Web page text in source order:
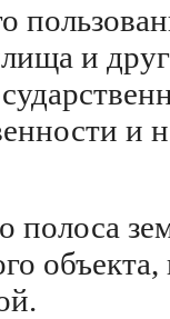
и
и
полоса
объекта,